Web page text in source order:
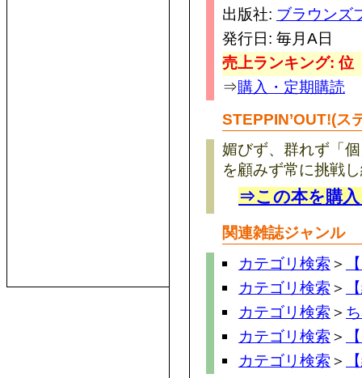
出版社: ブラウンズ
発行日: 毎月A日
売上ランキング: 位
⇒購入・定期購読
STEPPIN’OUT!(ス
媚びず、群れず「
を顧みず常に挑戦
⇒この本を購
関連雑誌ジャンル
カテゴリ検索 ＞
カテゴリ検索 ＞
カテゴリ検索 ＞
カテゴリ検索 ＞
カテゴリ検索 ＞